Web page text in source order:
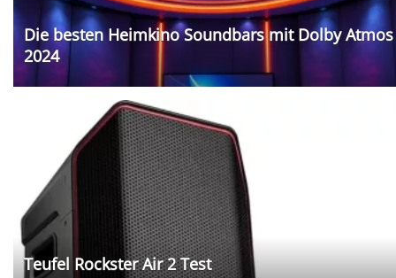
Die besten Heimkino Soundbars mit Dolby Atmos
2024
Teufel Rockster Air 2 Test